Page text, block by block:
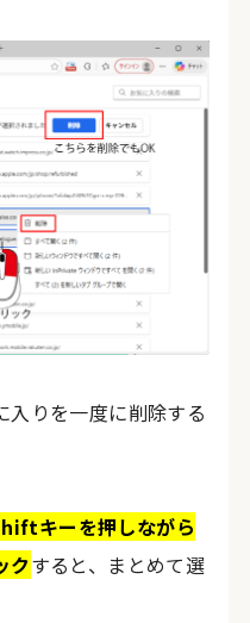
入りを一度に削除する
キーを押しながら
クすると、まとめて選